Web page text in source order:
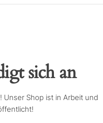
sich an
Unser Shop ist in Arbeit und